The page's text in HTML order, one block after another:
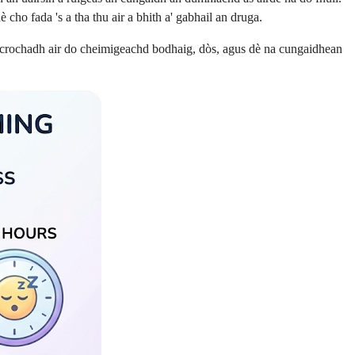
cho fada 's a tha thu air a bhith a' gabhail an druga.
air do cheimigeachd bodhaig, dòs, agus dè na cungaidhean